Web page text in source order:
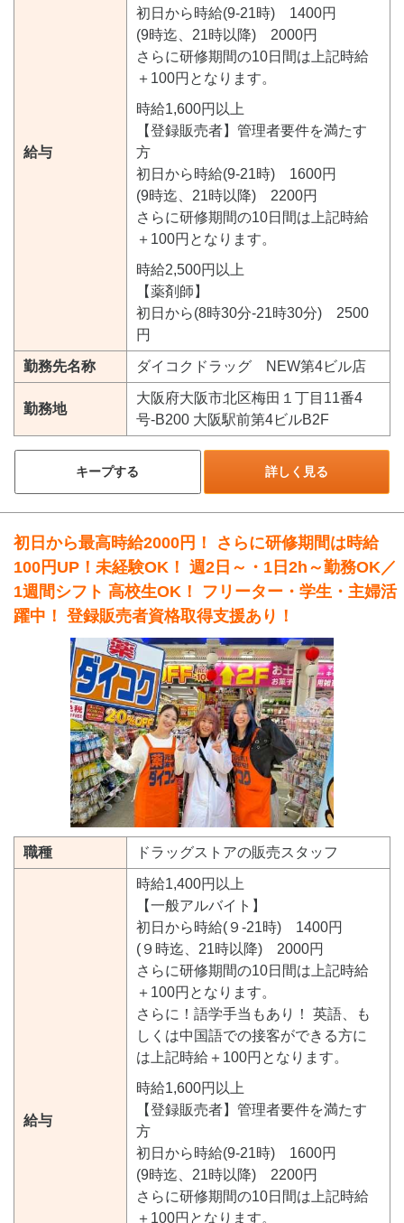
給与
初日から時給(9-21時) 1400円
(9時迄、21時以降) 2000円
さらに研修期間の10日間は上記時給
＋100円となります。
時給1,600円以上
【登録販売者】管理者要件を満たす
方
初日から時給(9-21時) 1600円
(9時迄、21時以降) 2200円
さらに研修期間の10日間は上記時給
＋100円となります。
時給2,500円以上
【薬剤師】
初日から(8時30分-21時30分) 2500
円
勤務先名称 ダイコクドラッグ NEW第4ビル店
勤務地
大阪府大阪市北区梅田１丁目11番4
号-B200 大阪駅前第4ビルB2F
キープする 詳しく見る
初日から最高時給2000円！ さらに研修期間は時給
100円UP！未経験OK！ 週2日～・1日2h～勤務OK／
1週間シフト 高校生OK！ フリーター・学生・主婦活
躍中！ 登録販売者資格取得支援あり！
職種 ドラッグストアの販売スタッフ
給与
時給1,400円以上
【一般アルバイト】
初日から時給(９-21時) 1400円
(９時迄、21時以降) 2000円
さらに研修期間の10日間は上記時給
＋100円となります。
さらに！語学手当もあり！ 英語、も
しくは中国語での接客ができる方に
は上記時給＋100円となります。
時給1,600円以上
【登録販売者】管理者要件を満たす
方
初日から時給(9-21時) 1600円
(9時迄、21時以降) 2200円
さらに研修期間の10日間は上記時給
＋100円となります。